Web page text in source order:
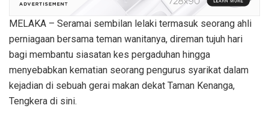
MELAKA – Seramai sembilan lelaki termasuk seorang ahli
perniagaan bersama teman wanitanya, direman tujuh hari
bagi membantu siasatan kes pergaduhan hingga
menyebabkan kematian seorang pengurus syarikat dalam
kejadian di sebuah gerai makan dekat Taman Kenanga,
Tengkera di sini.